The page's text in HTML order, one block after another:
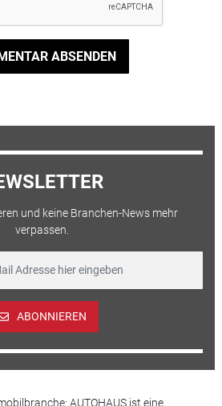
ABSENDEN
und keine Branchen-News mehr
verpassen.
ABONNIEREN
AUTOHAUS ist eine